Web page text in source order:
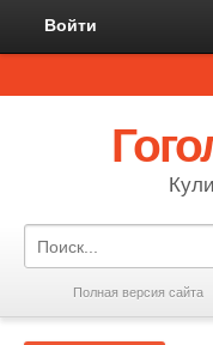
Войти
Полная версия сайта